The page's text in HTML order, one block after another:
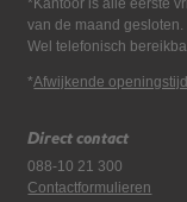
*Kantoor is alle eerste
van de maand gesloten.
Wel telefonisch
*Afwijkende
Direct contact
088-10 21 300
Contactformulieren